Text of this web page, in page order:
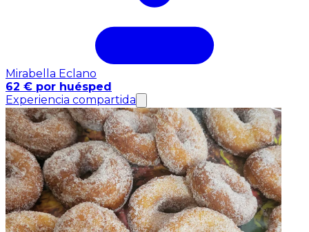
Mirabella Eclano
62 € por huésped
Experiencia compartida